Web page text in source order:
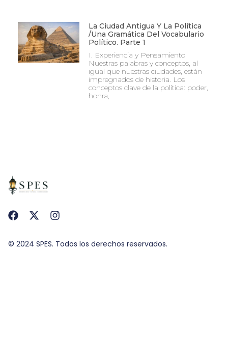
La Ciudad Antigua Y La Política
/Una Gramática Del Vocabulario
Político. Parte 1
I. Experiencia y Pensamiento
Nuestras palabras y conceptos, al
igual que nuestras ciudades, están
impregnados de historia. Los
conceptos clave de la política: poder,
honra,
© 2024 SPES. Todos los derechos reservados.